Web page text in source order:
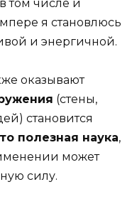
том числе и
я становлюсь
и энергичной.
оказывают
(стены,
становится
полезная наука,
может
силу.